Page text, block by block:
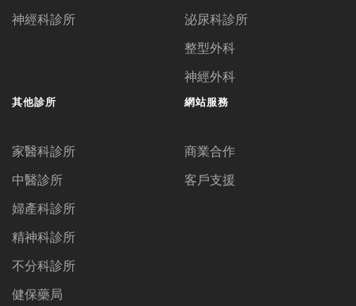
神經科診所
泌尿科診所
整型外科
神經外科
其他診所
家醫科診所
中醫診所
婦產科診所
精神科診所
不分科診所
健保藥局
網站服務
商業合作
客戶支援